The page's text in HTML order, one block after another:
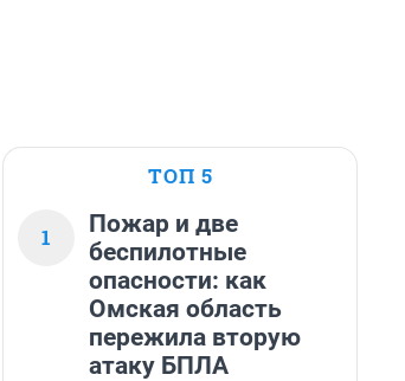
ТОП 5
1
Пожар и две
беспилотные
опасности: как
Омская область
пережила вторую
атаку БПЛА